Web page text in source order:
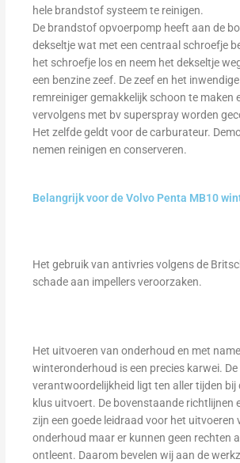
hele brandstof systeem te reinigen.
De brandstof opvoerpomp heeft aan de
dekseltje wat met een centraal schroefje
het schroefje los en neem het dekseltje
een benzine zeef. De zeef en het
remreiniger gemakkelijk schoon te maken
vervolgens met bv superspray worden
Het zelfde geldt voor de carburateur.
nemen reinigen en conserveren.
Belangrijk voor de Volvo Penta MB10
Het gebruik van antivries volgens de
schade aan impellers veroorzaken.
Het uitvoeren van onderhoud en met
winteronderhoud is een precies karwei. De
verantwoordelijkheid ligt ten aller tijden bij
klus uitvoert. De bovenstaande richtlijnen
zijn een goede leidraad voor het uitvoeren
onderhoud maar er kunnen geen rechten
ontleent. Daarom bevelen wij aan de